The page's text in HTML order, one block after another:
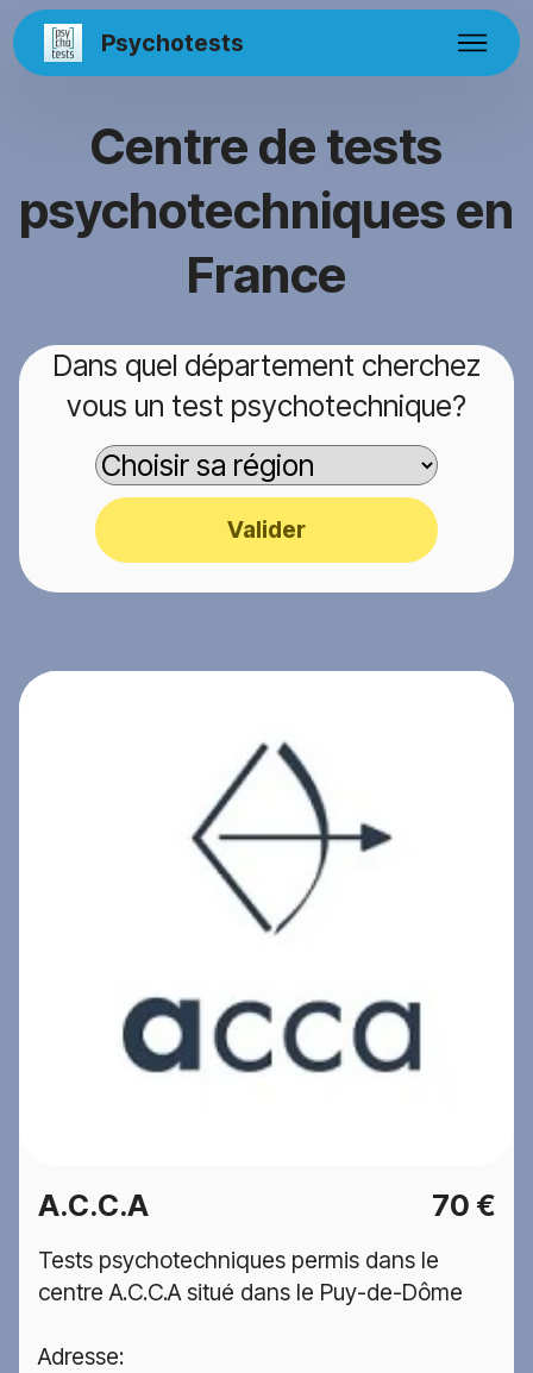
Psychotests
Centre de tests
psychotechniques en
France
Dans quel département cherchez
vous un test psychotechnique?
Valider
A.C.C.A 70 €
Tests psychotechniques permis dans le
centre A.C.C.A situé dans le Puy-de-Dôme
Adresse: